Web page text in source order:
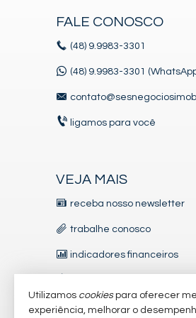
FALE CONOSCO
(48) 9.9983-3301
(48) 9.9983-3301
ligamos para você
VEJA MAIS
receba nosso newsletter
trabalhe conosco
indicadores financeiros
mapa de imóveis
Utilizamos cookiespara oferecer
experiência, melhorar o